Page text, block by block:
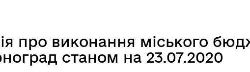
про виконання міського
станом на 23.07.2020